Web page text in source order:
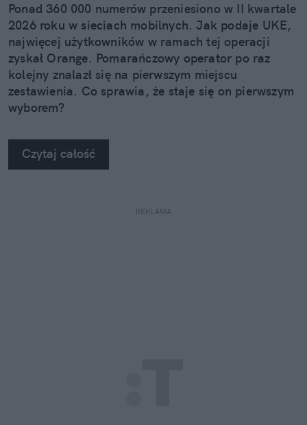
Ponad 360 000 numerów przeniesiono w II kwartale
2026 roku w sieciach mobilnych. Jak podaje UKE,
najwięcej użytkowników w ramach tej operacji
zyskał Orange. Pomarańczowy operator po raz
kolejny znalazł się na pierwszym miejscu
zestawienia. Co sprawia, że staje się on pierwszym
wyborem?
Czytaj całość
REKLAMA